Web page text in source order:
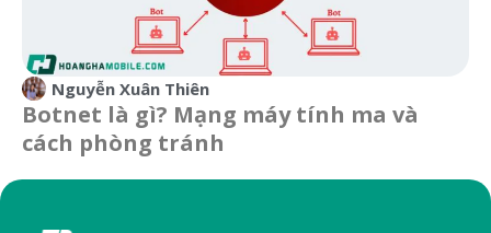
Nguyễn Xuân Thiên
Botnet là gì? Mạng máy tính ma và
cách phòng tránh